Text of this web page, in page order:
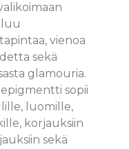
vienoa
sekä
glamouria.
sopii
luomille,
korjauksiin
sekä